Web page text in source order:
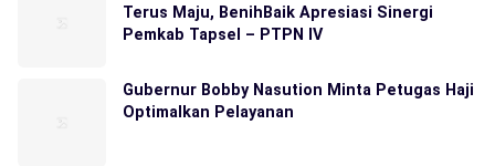
Terus Maju, BenihBaik Apresiasi Sinergi
Pemkab Tapsel – PTPN IV
Gubernur Bobby Nasution Minta Petugas Haji
Optimalkan Pelayanan